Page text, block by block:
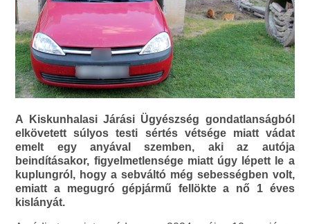
A Kiskunhalasi Járási Ügyészség gondatlanságból
elkövetett súlyos testi sértés vétsége miatt vádat
emelt egy anyával szemben, aki az autója
beindításakor, figyelmetlensége miatt úgy lépett le a
kuplungról, hogy a sebváltó még sebességben volt,
emiatt a megugró gépjármű fellökte a nő 1 éves
kislányát.